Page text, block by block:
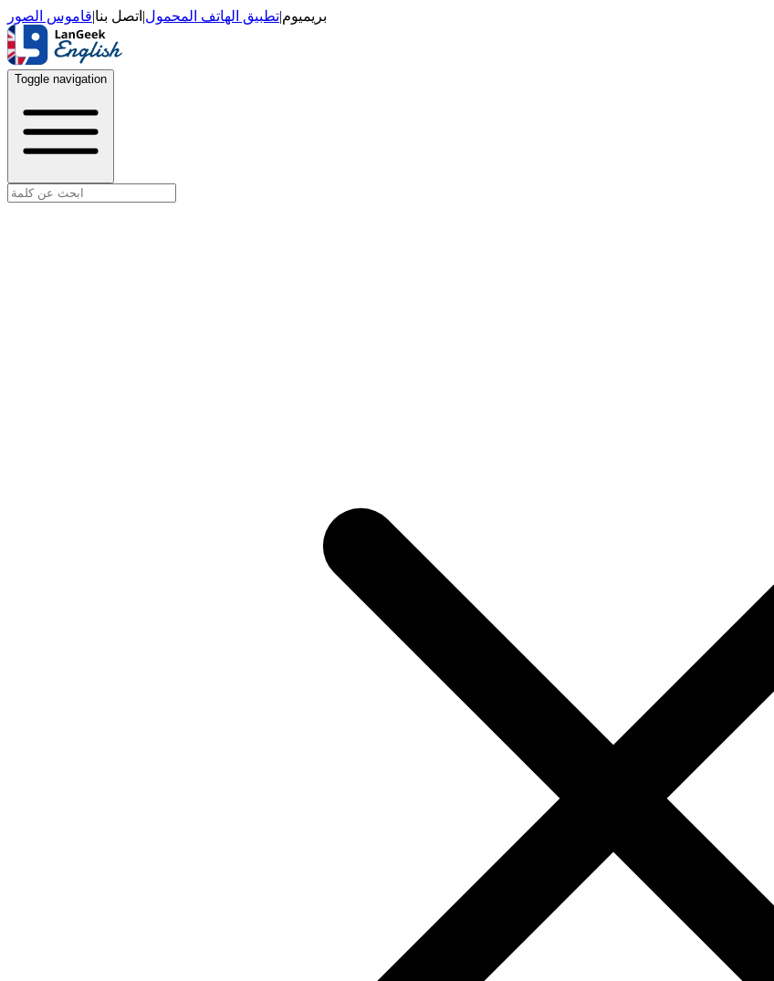
بريميوم|تطبيق الهاتف المحمول| اتصل بنا|قاموس الصور
Toggle navigation